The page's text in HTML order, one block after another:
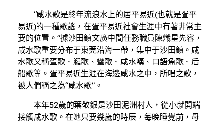
“咸水歌是終年流浪水上的居平易近(也就是疍平
易近)的一種歌謠，在疍平易近社會生涯中有著非常主
要的位置。”據沙田鎮文廣中間任務職員陳熾星先容，
咸水歌重要分布于東莞沿海一帶，集中于沙田鎮。咸
水歌又稱疍歌、艇歌、蠻歌、咸水嘆、口語魚歌、后
船歌等。疍平易近生涯在海邊咸水之中，所唱之歌，
被人們稱之為“咸水歌”。
本年52歲的葉敬銀是沙田泥洲村人，從小就開端
接觸咸水歌。在她只要幾歲的時辰，每晚睡覺前，母